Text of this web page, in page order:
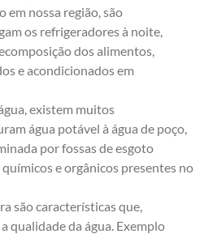
nossa região, são
os refrigeradores à noite,
dos alimentos,
e acondicionados em
existem muitos
água potável à água de poço,
por fossas de esgoto
e orgânicos presentes no
são características que,
qualidade da água. Exemplo